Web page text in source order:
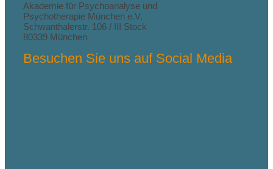
Akademie für Psychoanalyse und
Psychotherapie München e.V.
Schwanthalerstr. 106 / III Stock
80339 München
Besuchen Sie uns auf Social Media